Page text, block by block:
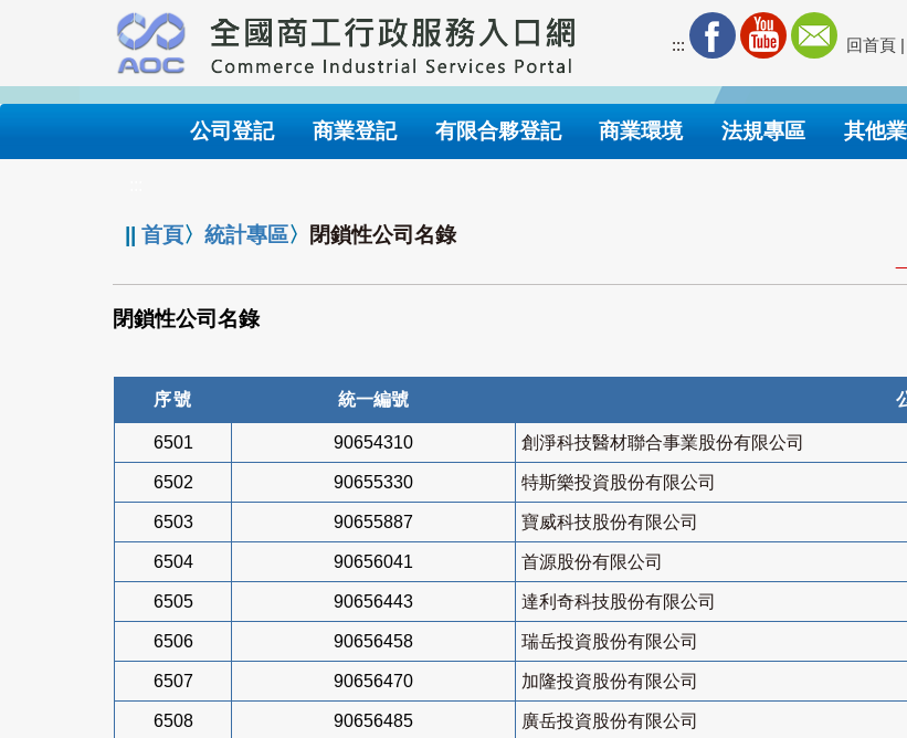
要
內
::: 回首頁 |
公司登記 商業登記 有限合夥登記 商業環境 法規專區 其他
||首頁〉統計專區〉 閉鎖性公司名錄
閉鎖性公司名錄
序號 統一編號
6501 90654310 創淨科技醫材聯合事業股份有限公司
6502 90655330 特斯樂投資股份有限公司
6503 90655887 寶威科技股份有限公司
6504 90656041 首源股份有限公司
6505 90656443 達利奇科技股份有限公司
6506 90656458 瑞岳投資股份有限公司
6507 90656470 加隆投資股份有限公司
6508 90656485 廣岳投資股份有限公司